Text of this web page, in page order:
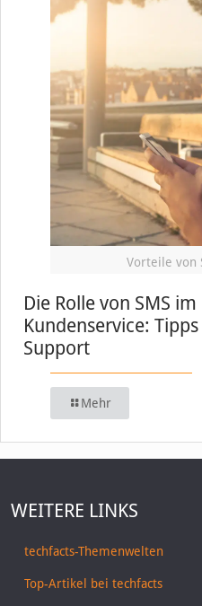
Vorteile von
Die Rolle von SMS
Kundenservice:
Support
Mehr
WEITERE LINKS
techfacts-Themenwelten
Top-Artikel bei techfacts